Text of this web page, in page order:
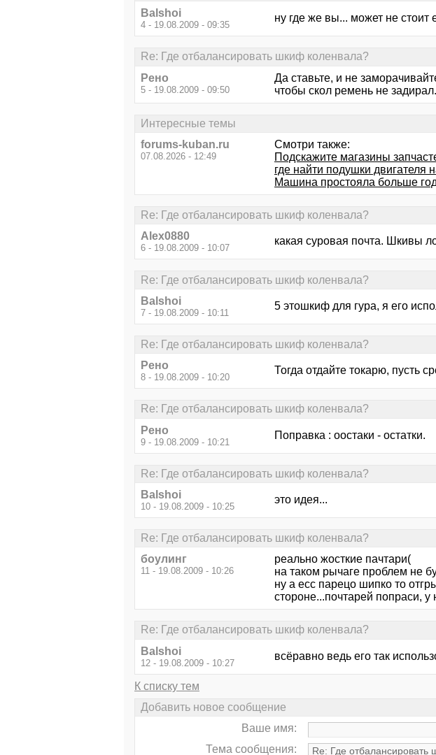
Balshoi
4 - 19.08.2009 - 09:35
ну где же вы... может не
Re: Где отбалансировать шкиф коленвала?
Рено
5 - 19.08.2009 - 09:50
Да ставьте, и не
чтобы скол ремень не задирал.
Интересные темы
forums-kuban.ru
07.08.2026 - 12:49
Смотри также:
Подскажите магазины
где найти подушки двигателя
Машина простояла больше
Re: Где отбалансировать шкиф коленвала?
Alex0880
6 - 19.08.2009 - 10:07
какая суровая почта. Шкивы
Re: Где отбалансировать шкиф коленвала?
Balshoi
7 - 19.08.2009 - 10:11
5 этошкиф для гура, я его
Re: Где отбалансировать шкиф коленвала?
Рено
8 - 19.08.2009 - 10:20
Тогда отдайте токарю, пусть
Re: Где отбалансировать шкиф коленвала?
Рено
9 - 19.08.2009 - 10:21
Поправка : оостаки - остатки.
Re: Где отбалансировать шкиф коленвала?
Balshoi
10 - 19.08.2009 - 10:25
это идея...
Re: Где отбалансировать шкиф коленвала?
боулинг
11 - 19.08.2009 - 10:26
реально жосткие пачтари(
на таком рычаге проблем не
ну а есс парецо шипко то
стороне...почтарей попраси, у
Re: Где отбалансировать шкиф коленвала?
Balshoi
12 - 19.08.2009 - 10:27
всёравно ведь его так
К списку тем
Добавить новое сообщение
Ваше имя:
Тема сообщения: